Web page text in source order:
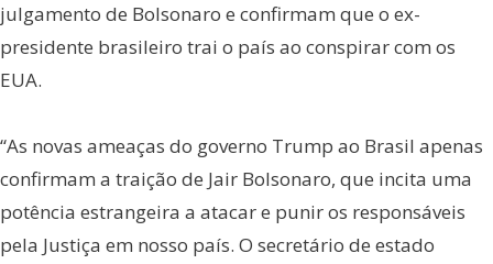
julgamento de Bolsonaro e confirmam que o ex-
presidente brasileiro trai o país ao conspirar com os
EUA.
“As novas ameaças do governo Trump ao Brasil apenas
confirmam a traição de Jair Bolsonaro, que incita uma
potência estrangeira a atacar e punir os responsáveis
pela Justiça em nosso país. O secretário de estado